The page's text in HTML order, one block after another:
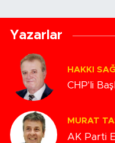
Yazarlar
HAKKI
CHP'li
MURAT
AK Parti